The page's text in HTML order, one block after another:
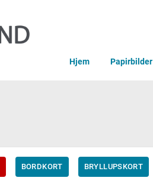
Hjem Papirbilder
BORDKORT BRYLLUPSKORT